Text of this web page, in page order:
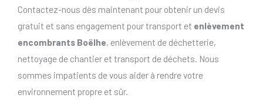
Contactez-nous dès maintenant pour obtenir un devis
gratuit et sans engagement pour transport et enlèvement
encombrants Boëlhe, enlèvement de déchetterie,
nettoyage de chantier et transport de déchets. Nous
sommes impatients de vous aider à rendre votre
environnement propre et sûr.